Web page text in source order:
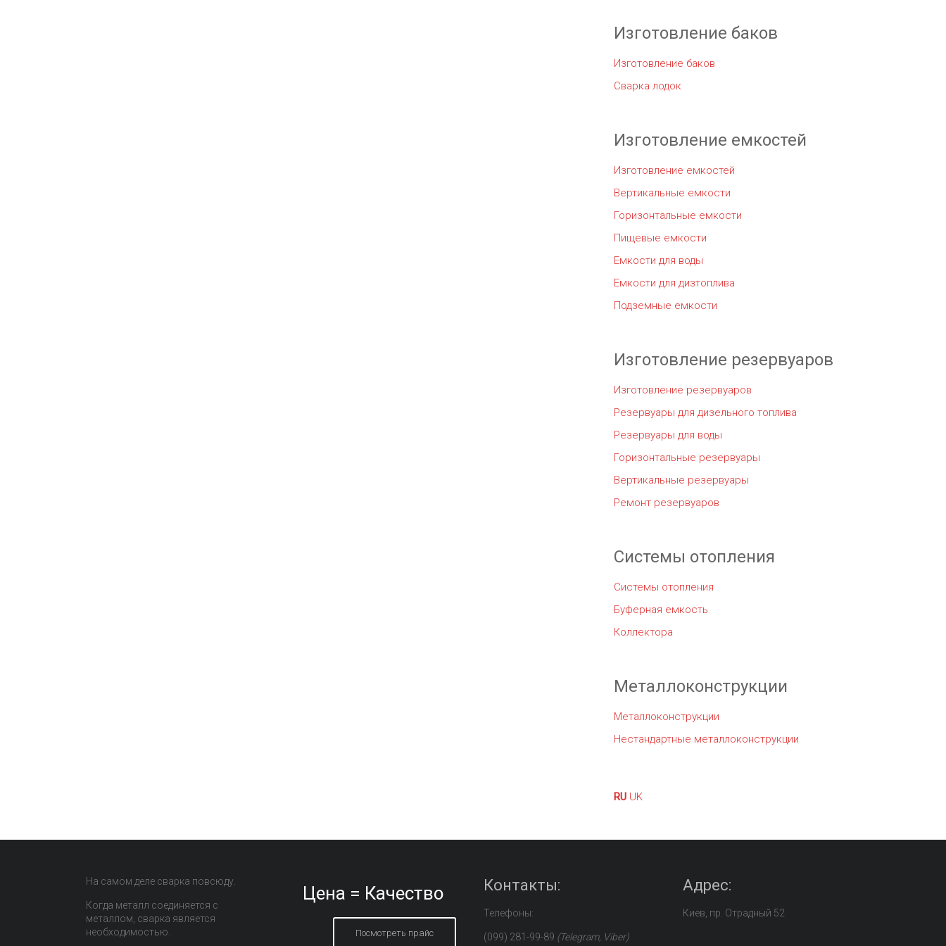
Изготовление баков
Изготовление баков
Сварка лодок
Изготовление емкостей
Изготовление емкостей
Вертикальные емкости
Горизонтальные емкости
Пищевые емкости
Емкости для воды
Емкости для дизтоплива
Подземные емкости
Изготовление резервуаров
Изготовление резервуаров
Резервуары для дизельного топлива
Резервуары для воды
Горизонтальные резервуары
Вертикальные резервуары
Ремонт резервуаров
Системы отопления
Системы отопления
Буферная емкость
Коллектора
Металлоконструкции
Металлоконструкции
Нестандартные металлоконструкции
RU UK
На самом деле сварка повсюду.
Когда металл соединяется с
металлом, сварка является
необходимостью.
Цена = Качество
Посмотреть прайс
Контакты:
Телефоны:
(099) 281-99-89 (Telegram, Viber)
Адрес:
Киев, пр. Отрадный 52